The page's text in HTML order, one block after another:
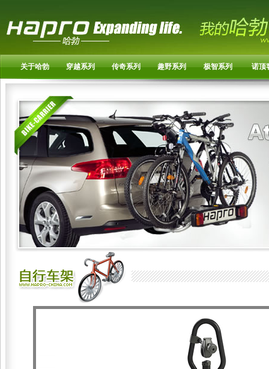
关于哈勃 穿越系列 传奇系列 趣野系列 极智系列 诺顶